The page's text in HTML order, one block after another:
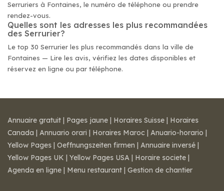
Serruriers à Fontaines, le numéro de téléphone ou prendre
rendez-vous.
Quelles sont les adresses les plus recommandées
des Serrurier?
Le top 30 Serrurier les plus recommandés dans la ville de
Fontaines — Lire les avis, vérifiez les dates disponibles et
réservez en ligne ou par téléphone.
Annuaire gratuit | Pages jaune | Horaires Suisse | Horaires
Canada | Annuario orari | Horaires Maroc | Anuario-horario |
Yellow Pages | Oeffnungszeiten firmen | Annuaire inversé |
Yellow Pages UK | Yellow Pages USA | Horaire societe |
Agenda en ligne | Menu restaurant | Gestion de chantier